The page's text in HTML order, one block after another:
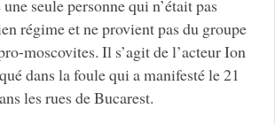
seule personne qui n’était pas
régime et ne provient pas du groupe
moscovites. Il s’agit de l’acteur Ion
dans la foule qui a manifesté le 21
les rues de Bucarest.